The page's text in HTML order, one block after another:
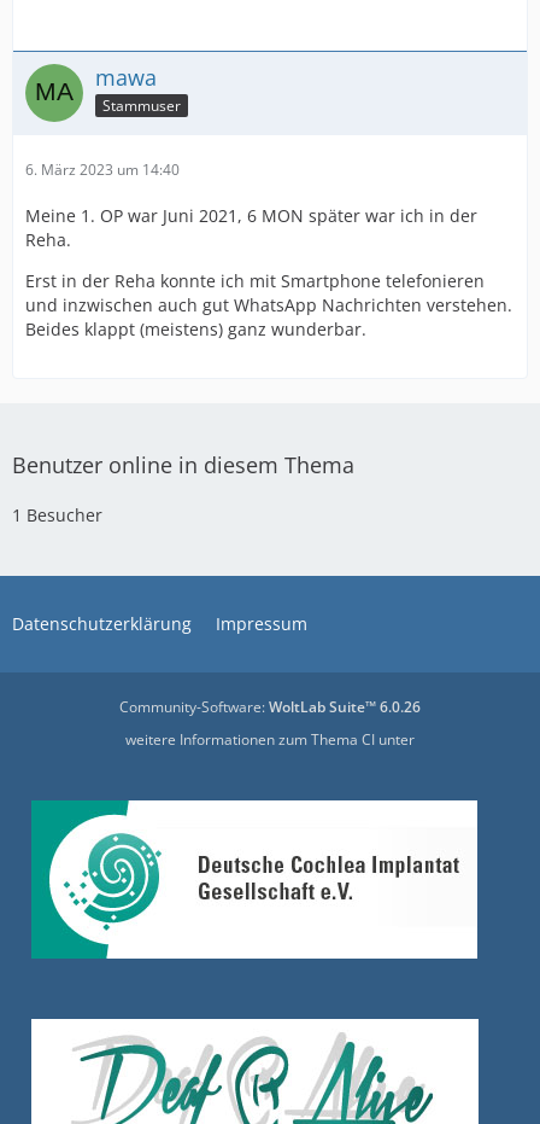
mawa
Stammuser
6. März 2023 um 14:40
Meine 1. OP war Juni 2021, 6 MON später war ich in der
Reha.
Erst in der Reha konnte ich mit Smartphone telefonieren
und inzwischen auch gut WhatsApp Nachrichten verstehen.
Beides klappt (meistens) ganz wunderbar.
Benutzer online in diesem Thema
1 Besucher
Datenschutzerklärung Impressum
Community-Software:WoltLab Suite™ 6.0.26
weitere Informationen zum Thema CI unter